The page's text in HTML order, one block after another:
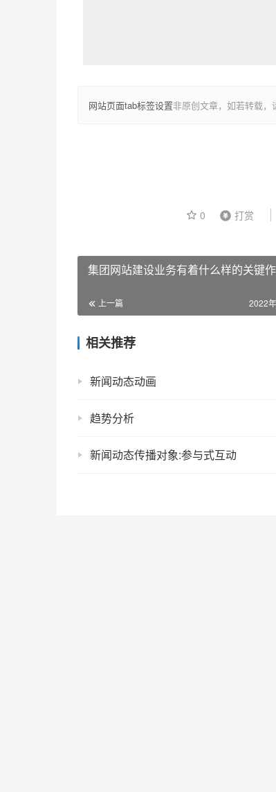
网站页面tab标签设置非原创文章，如若转载，
0 打赏
集团网站建设业务有着什么样的关键
上一篇 2022
相关推荐
新闻动态动画
趋势分析
新闻动态传播对象:参与式互动